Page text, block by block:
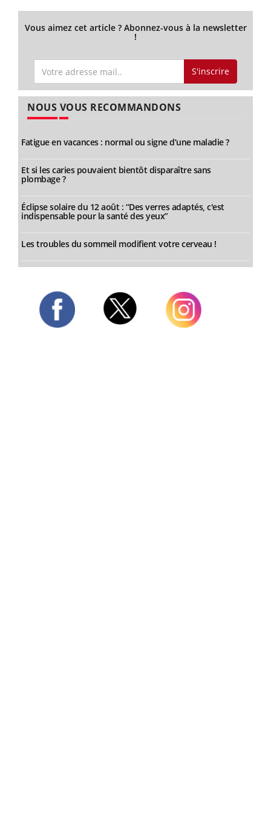
Vous aimez cet article ? Abonnez-vous à la newsletter
!
S'inscrire
NOUS VOUS RECOMMANDONS
Fatigue en vacances : normal ou signe d’une maladie ?
Et si les caries pouvaient bientôt disparaître sans
plombage ?
Éclipse solaire du 12 août : “Des verres adaptés, c'est
indispensable pour la santé des yeux”
Les troubles du sommeil modifient votre cerveau !